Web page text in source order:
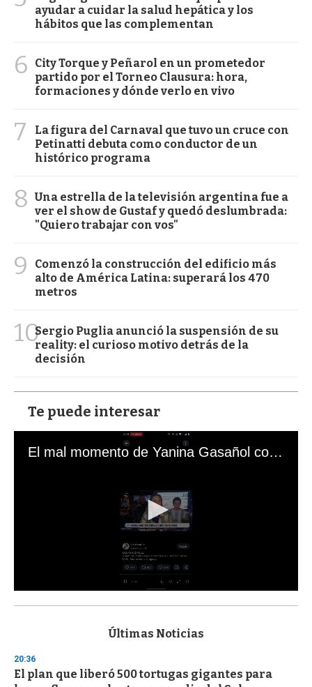
ayudar a cuidar la salud hepática y los
hábitos que las complementan
6
City Torque y Peñarol en un prometedor
partido por el Torneo Clausura: hora,
formaciones y dónde verlo en vivo
7
La figura del Carnaval que tuvo un cruce con
Petinatti debuta como conductor de un
histórico programa
8 Una estrella de la televisión argentina fue a
ver el show de Gustaf y quedó deslumbrada:
"Quiero trabajar con vos"
9
Comenzó la construcción del edificio más
alto de América Latina: superará los 470
metros
10Sergio Puglia anunció la suspensión de su
reality: el curioso motivo detrás de la
decisión
Te puede interesar
El mal momento de Yanina Gasañol con un hincha argentino en "Subrayado"
s
d
s
Últimas Noticias
20:36
El plan que liberó 500 tortugas gigantes para